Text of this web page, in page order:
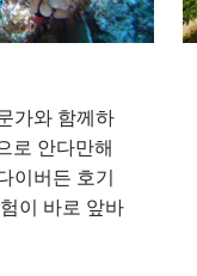
가와 함께하
로 안다만해
이버든 호기
이 바로 앞바